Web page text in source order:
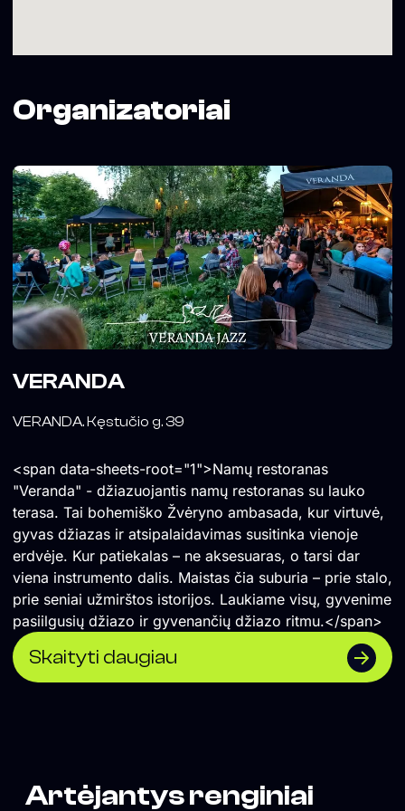
Organizatoriai
VERANDA
VERANDA. Kęstučio g. 39
<span data-sheets-root="1">Namų restoranas
"Veranda" - džiazuojantis namų restoranas su lauko
terasa. Tai bohemiško Žvėryno ambasada, kur virtuvė,
gyvas džiazas ir atsipalaidavimas susitinka vienoje
erdvėje. Kur patiekalas – ne aksesuaras, o tarsi dar
viena instrumento dalis. Maistas čia suburia – prie stalo,
prie seniai užmirštos istorijos. Laukiame visų, gyvenime
pasiilgusių džiazo ir gyvenančių džiazo ritmu.</span>
Skaityti daugiau
Artėjantys renginiai